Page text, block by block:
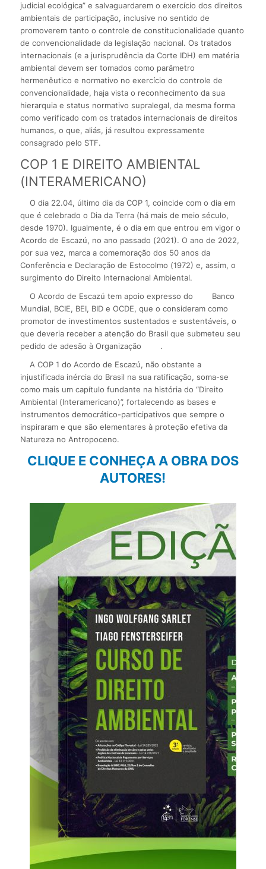
judicial ecológica” e salvaguardarem o exercício dos direitos
ambientais de participação, inclusive no sentido de
promoverem tanto o controle de constitucionalidade quanto
de convencionalidade da legislação nacional. Os tratados
internacionais (e a jurisprudência da Corte IDH) em matéria
ambiental devem ser tomados como parâmetro
hermenêutico e normativo no exercício do controle de
convencionalidade, haja vista o reconhecimento da sua
hierarquia e status normativo supralegal, da mesma forma
como verificado com os tratados internacionais de direitos
humanos, o que, aliás, já resultou expressamente
consagrado pelo STF.
COP 1 E DIREITO AMBIENTAL
(INTERAMERICANO)
O dia 22.04, último dia da COP 1, coincide com o dia em
que é celebrado o Dia da Terra (há mais de meio século,
desde 1970). Igualmente, é o dia em que entrou em vigor o
Acordo de Escazú, no ano passado (2021). O ano de 2022,
por sua vez, marca a comemoração dos 50 anos da
Conferência e Declaração de Estocolmo (1972) e, assim, o
surgimento do Direito Internacional Ambiental.
O Acordo de Escazú tem apoio expresso do
Banco
Mundial, BCIE, BEI, BID e OCDE, que o consideram como
promotor de investimentos sustentados e sustentáveis, o
que deveria receber a atenção do Brasil que submeteu seu
pedido de adesão à Organização
.
A COP 1 do Acordo de Escazú, não obstante a
injustificada inércia do Brasil na sua ratificação, soma-se
como mais um capítulo fundante na história do “Direito
Ambiental (Interamericano)”, fortalecendo as bases e
instrumentos democrático-participativos que sempre o
inspiraram e que são elementares à proteção efetiva da
Natureza no Antropoceno.
CLIQUE E CONHEÇA A OBRA DOS
AUTORES!